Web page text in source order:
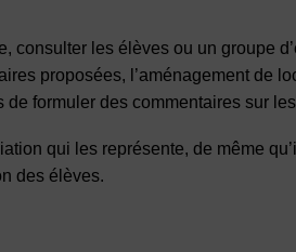
consulter les élèves ou un groupe
proposées, l’aménagement de
formuler des commentaires sur
qui les représente, de même
des élèves.